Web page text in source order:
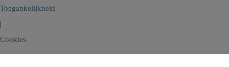
Toegankelijkheid
|
Cookies